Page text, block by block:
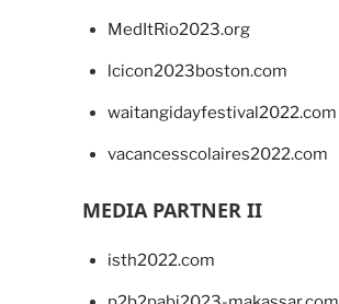
MedItRio2023.org
lcicon2023boston.com
waitangidayfestival2022.com
vacancesscolaires2022.com
MEDIA PARTNER II
isth2022.com